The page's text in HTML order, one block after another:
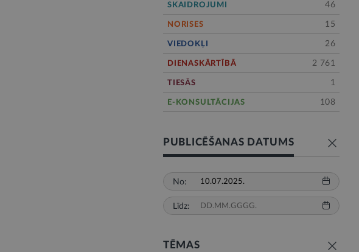
SKAIDROJUMI 46
NORISES 15
VIEDOKĻI 26
DIENASKĀRTĪBĀ 2 761
TIESĀS 1
E-KONSULTĀCIJAS 108
PUBLICĒŠANAS DATUMS
No:
Līdz:
TĒMAS